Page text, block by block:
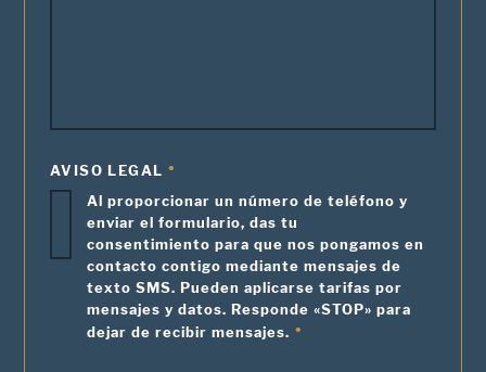
AVISO LEGAL
Al proporcionar un número de teléfono y
enviar el formulario, das tu
consentimiento para que nos pongamos en
contacto contigo mediante mensajes de
texto SMS. Pueden aplicarse tarifas por
mensajes y datos. Responde «STOP» para
dejar de recibir mensajes.